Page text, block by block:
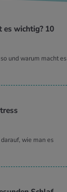
wich­tig? 10
und warum macht es
wie man es